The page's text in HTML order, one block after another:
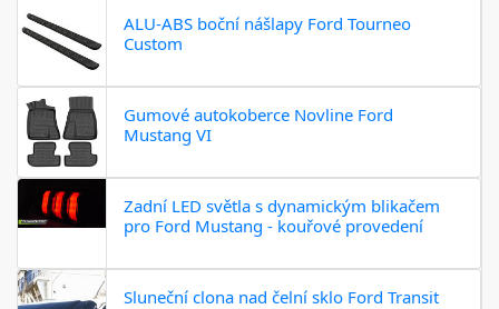
ALU-ABS boční nášlapy Ford Tourneo
Custom
Gumové autokoberce Novline Ford
Mustang VI
Zadní LED světla s dynamickým blikačem
pro Ford Mustang - kouřové provedení
Sluneční clona nad čelní sklo Ford Transit